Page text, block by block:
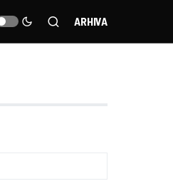
ARHIVA